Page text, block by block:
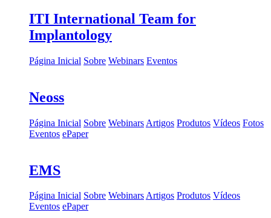
ITI International Team for
Implantology
Página Inicial Sobre Webinars Eventos
Neoss
Página Inicial Sobre Webinars Artigos Produtos Vídeos Fotos
Eventos ePaper
EMS
Página Inicial Sobre WebinarsArtigos Produtos Vídeos
Eventos ePaper